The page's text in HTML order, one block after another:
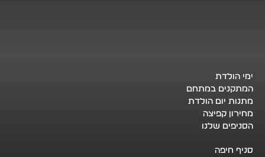
ימי הולדת
המתקנים במתחם
מתנות יום הולדת
מחירון קפיצה
הסניפים שלנו
סניף חיפה